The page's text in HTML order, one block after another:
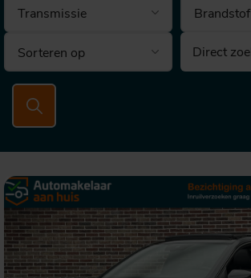
Brandstof